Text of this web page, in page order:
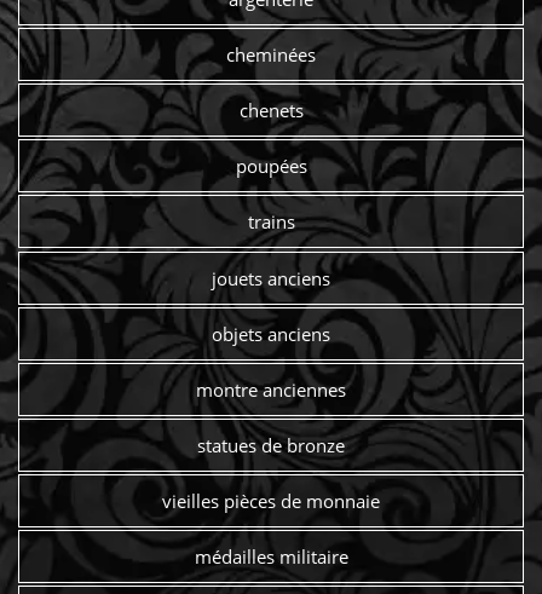
cheminées
chenets
poupées
trains
jouets anciens
objets anciens
montre anciennes
statues de bronze
vieilles pièces de monnaie
médailles militaire